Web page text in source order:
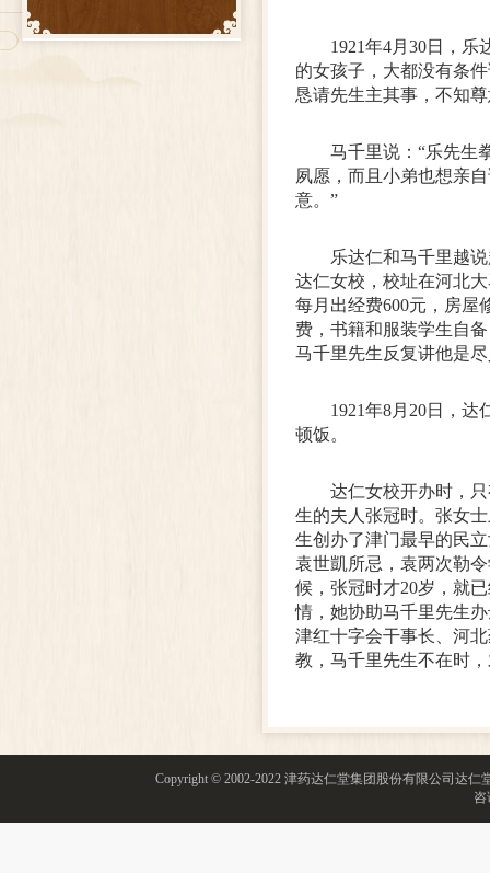
1921年4月30日，
的女孩子，大都没有条
恳请先生主其事，不知
马千里说：“乐先生
夙愿，而且小弟也想亲
意。”
乐达仁和马千里越
达仁女校，校址在河北
每月出经费600元，房屋
费，书籍和服装学生自
马千里先生反复讲他是
1921年8月20日，
顿饭。
达仁女校开办时，
生的夫人张冠时。张女
生创办了津门最早的民
袁世凱所忌，袁两次勒
候，张冠时才20岁，就
情，她协助马千里先生
津红十字会干事长、河
教，马千里先生不在时
Copyright © 2002-2022 津药达仁堂集团股份有限公司